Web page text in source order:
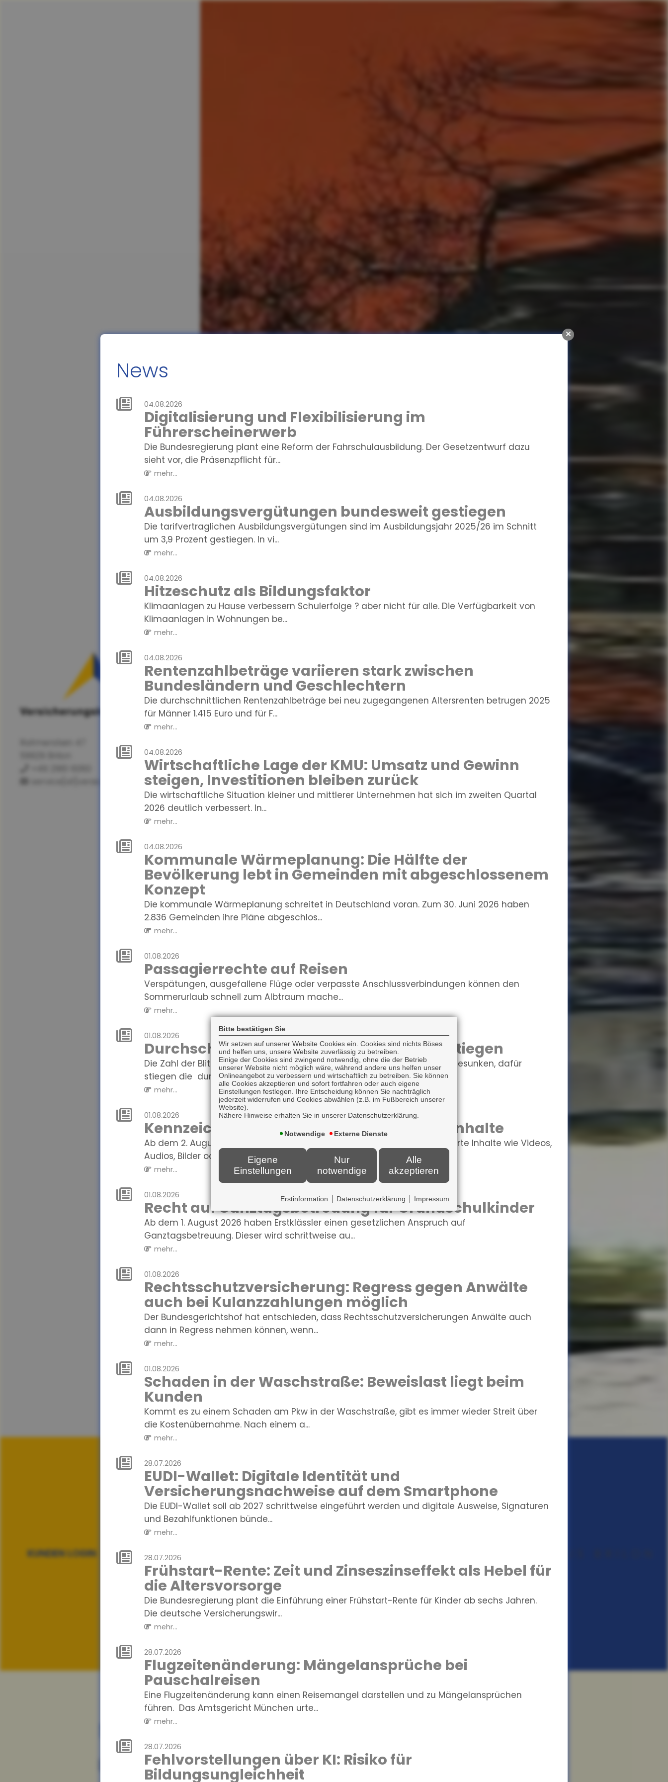
News
04.08.2026
Digitalisierung und Flexibilisierung im
Führerscheinerwerb
Die Bundesregierung plant eine Reform der Fahrschulausbildung. Der Gesetzentwurf dazu
sieht vor, die Präsenzpflicht für...
mehr...
04.08.2026
Ausbildungsvergütungen bundesweit gestiegen
Die tarifvertraglichen Ausbildungsvergütungen sind im Ausbildungsjahr 2025/26 im Schnitt
um 3,9 Prozent gestiegen. In vi...
mehr...
04.08.2026
Hitzeschutz als Bildungsfaktor
Klimaanlagen zu Hause verbessern Schulerfolge ? aber nicht für alle. Die Verfügbarkeit von
Klimaanlagen in Wohnungen be...
mehr...
04.08.2026
Rentenzahlbeträge variieren stark zwischen
Bundesländern und Geschlechtern
Die durchschnittlichen Rentenzahlbeträge bei neu zugegangenen Altersrenten betrugen 2025
für Männer 1.415 Euro und für F...
mehr...
04.08.2026
Wirtschaftliche Lage der KMU: Umsatz und Gewinn
steigen, Investitionen bleiben zurück
Die wirtschaftliche Situation kleiner und mittlerer Unternehmen hat sich im zweiten Quartal
2026 deutlich verbessert. In...
mehr...
04.08.2026
Kommunale Wärmeplanung: Die Hälfte der
Bevölkerung lebt in Gemeinden mit abgeschlossenem
Konzept
Die kommunale Wärmeplanung schreitet in Deutschland voran. Zum 30. Juni 2026 haben
2.836 Gemeinden ihre Pläne abgeschlos...
mehr...
01.08.2026
Passagierrechte auf Reisen
Verspätungen, ausgefallene Flüge oder verpasste Anschlussverbindungen können den
Sommerurlaub schnell zum Albtraum mache...
mehr...
01.08.2026
Durchschnittskosten für Blitzschäden gestiegen
Die Zahl der Blitz- und Überspannungsschäden in Deutschland ist zwar gesunken, dafür
stiegen die durchschnittlichen Sch...
mehr...
01.08.2026
Kennzeichnungspflicht für KI-generierte Inhalte
Ab dem 2. August 2026 müssen Unternehmen in Deutschland KI-generierte Inhalte wie Videos,
Audios, Bilder oder Texte als...
mehr...
01.08.2026
Recht auf Ganztagsbetreuung für Grundschulkinder
Ab dem 1. August 2026 haben Erstklässler einen gesetzlichen Anspruch auf
Ganztagsbetreuung. Dieser wird schrittweise au...
mehr...
01.08.2026
Rechtsschutzversicherung: Regress gegen Anwälte
auch bei Kulanzzahlungen möglich
Der Bundesgerichtshof hat entschieden, dass Rechtsschutzversicherungen Anwälte auch
dann in Regress nehmen können, wenn...
mehr...
01.08.2026
Schaden in der Waschstraße: Beweislast liegt beim
Kunden
Kommt es zu einem Schaden am Pkw in der Waschstraße, gibt es immer wieder Streit über
die Kostenübernahme. Nach einem a...
mehr...
28.07.2026
EUDI-Wallet: Digitale Identität und
Versicherungsnachweise auf dem Smartphone
Die EUDI-Wallet soll ab 2027 schrittweise eingeführt werden und digitale Ausweise, Signaturen
und Bezahlfunktionen bünde...
mehr...
28.07.2026
Frühstart-Rente: Zeit und Zinseszinseffekt als Hebel für
die Altersvorsorge
Die Bundesregierung plant die Einführung einer Frühstart-Rente für Kinder ab sechs Jahren.
Die deutsche Versicherungswir...
mehr...
28.07.2026
Flugzeitenänderung: Mängelansprüche bei
Pauschalreisen
Eine Flugzeitenänderung kann einen Reisemangel darstellen und zu Mängelansprüchen
führen. Das Amtsgericht München urte...
mehr...
28.07.2026
Fehlvorstellungen über KI: Risiko für
Bildungsungleichheit
Bitte bestätigen Sie
Wir setzen auf unserer Website Cookies ein. Cookies sind nichts Böses
und helfen uns, unsere Website zuverlässig zu betreiben.
Einige der Cookies sind zwingend notwendig, ohne die der Betrieb
unserer Website nicht möglich wäre, während andere uns helfen unser
Onlineangebot zu verbessern und wirtschaftlich zu betreiben. Sie können
alle Cookies akzeptieren und sofort fortfahren oder auch eigene
Einstellungen festlegen. Ihre Entscheidung können Sie nachträglich
jederzeit widerrufen und Cookies abwählen (z.B. im Fußbereich unserer
Website).
Nähere Hinweise erhalten Sie in unserer Datenschutzerklärung.
Notwendige Externe Dienste
Eigene
Einstellungen
Nur
notwendige
Alle
akzeptieren
Erstinformation Datenschutzerklärung Impressum
service[at]versicherungskanzlei.de
KUNDEN LOGIN
News
04.08.2026
Digitalisierung und Flexibilisierung im Führerscheinerwerb